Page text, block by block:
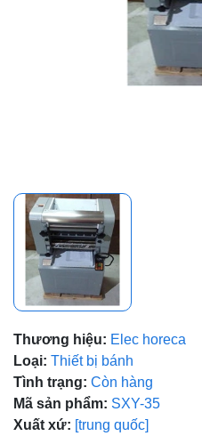
Thương hiệu: Elec horeca
Loại: Thiết bị bánh
Tình trạng: Còn hàng
Mã sản phẩm: SXY-35
Xuất xứ: [trung quốc]
Điều kiện: